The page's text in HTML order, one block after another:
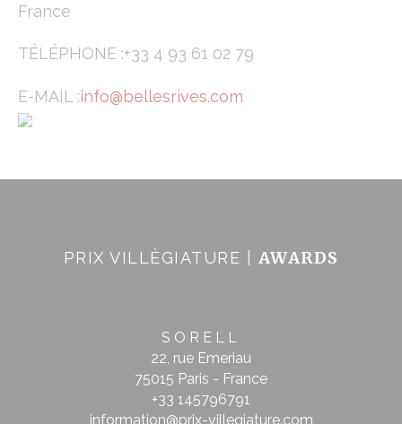
France
TÉLÉPHONE :+33 4 93 61 02 79
E-MAIL :info@bellesrives.com
PRIX VILLÈGIATURE | AWARDS
SORELL
22, rue Emeriau
75015 Paris - France
+33 145796791
information@prix-villegiature.com